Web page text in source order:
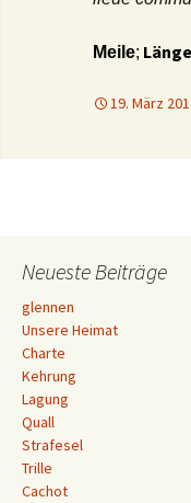
Meile;
19. März
Neueste Beiträge
glennen
Unsere Heimat
Charte
Kehrung
Lagung
Quall
Strafesel
Trille
Cachot